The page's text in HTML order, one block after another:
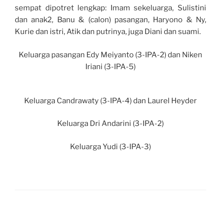
sempat dipotret lengkap: Imam sekeluarga, Sulistini
dan anak2, Banu & (calon) pasangan, Haryono & Ny,
Kurie dan istri, Atik dan putrinya, juga Diani dan suami.
Keluarga pasangan Edy Meiyanto (3-IPA-2) dan Niken
Iriani (3-IPA-5)
Keluarga Candrawaty (3-IPA-4) dan Laurel Heyder
Keluarga Dri Andarini (3-IPA-2)
Keluarga Yudi (3-IPA-3)